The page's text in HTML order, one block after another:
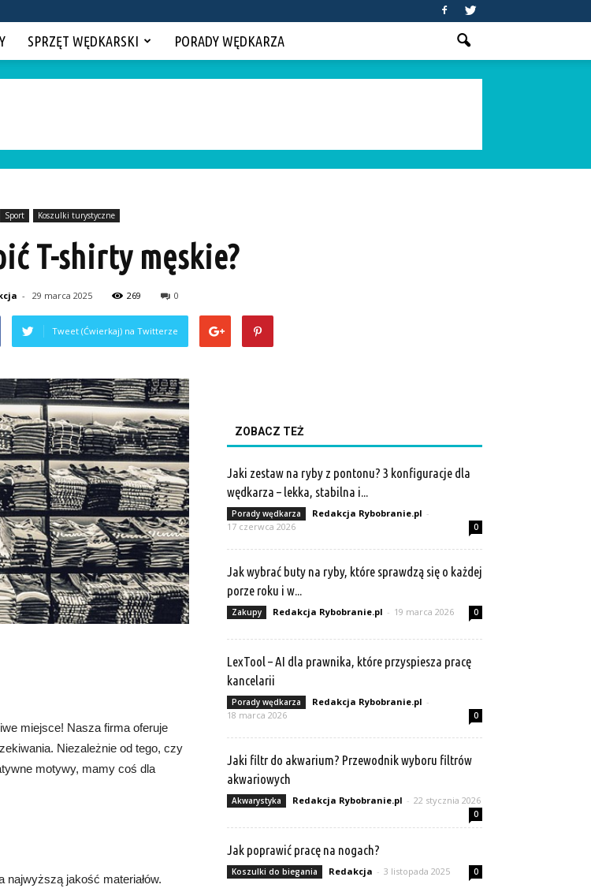
SPRZĘT WĘDKARSKI PORADY WĘDKARZA
Sport Koszulki turystyczne
T-shirty męskie?
- 29 marca 2025 269 0
Tweet (Ćwierkaj) na Twitterze
miejsce! Nasza firma oferuje
Niezależnie od tego, czy
motywy, mamy coś dla
jakość materiałów.
ZOBACZ TEŻ
Jaki zestaw na ryby z pontonu? 3 konfiguracje dla
wędkarza – lekka, stabilna i...
Porady wędkarza Redakcja Rybobranie.pl -
17 czerwca 2026
0
Jak wybrać buty na ryby, które sprawdzą się o każdej
porze roku i w...
Zakupy Redakcja Rybobranie.pl - 19 marca 2026 0
LexTool – AI dla prawnika, które przyspiesza pracę
kancelarii
Porady wędkarza Redakcja Rybobranie.pl -
18 marca 2026
0
Jaki filtr do akwarium? Przewodnik wyboru filtrów
akwariowych
Akwarystyka Redakcja Rybobranie.pl - 22 stycznia 2026
0
Jak poprawić pracę na nogach?
Koszulki do biegania Redakcja - 3 listopada 2025 0